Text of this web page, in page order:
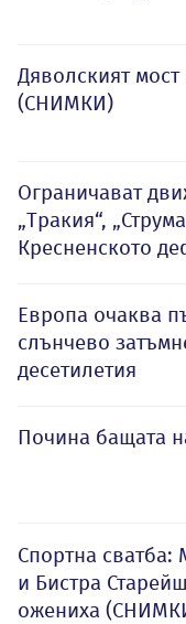
Дяволският
(СНИМКИ)
Ограничават
„Тракия“,
Кресненското
Европа очаква
слънчево
десетилетия
Почина бащата
Спортна сватба:
и Бистра
ожениха